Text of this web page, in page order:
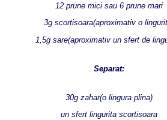
12 prune mici sau 6 prune mari
3g scortisoara(aproximativ o
1,5g sare(aproximativ un sfert de
Separat:
30g zahar(o lingura plina)
un sfert lingurita scortisoara